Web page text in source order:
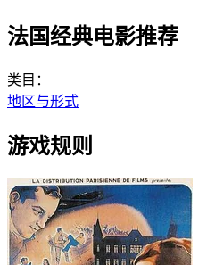
法国经典电影推荐
类目：
地区与形式
游戏规则